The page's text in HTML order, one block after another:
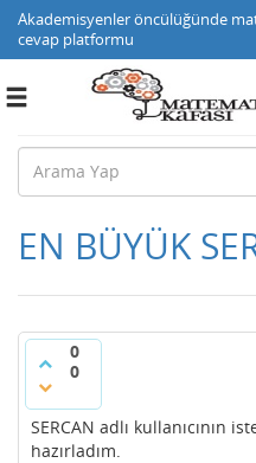
Akademisyenler öncülüğünde
cevap platformu
Toggle
EN BÜYÜK
0
0
SERCAN adlı kullanıcının
hazırladım.